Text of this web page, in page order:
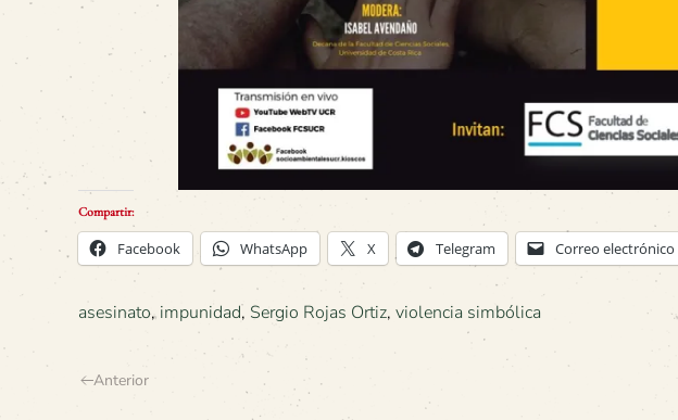
Compartir:
Facebook WhatsApp X Telegram Correo electrónico
asesinato,impunidad, Sergio Rojas Ortiz, violencia simbólica
Anterior